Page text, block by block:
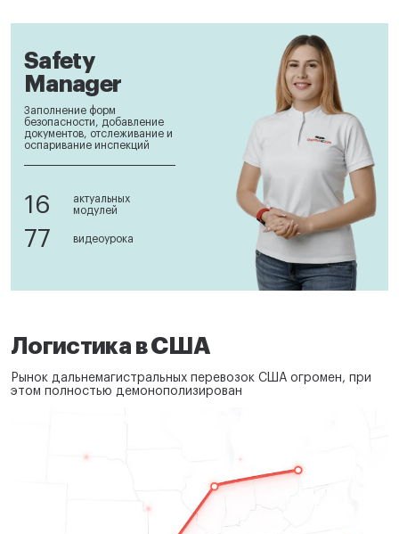
Safety
Manager
Заполнение форм
безопасности, добавление
документов, отслеживание и
оспаривание инспекций
16
актуальных
модулей
77 видеоурока
Логистика в США
Рынок дальнемагистральных перевозок США огромен, при
этом полностью демонополизирован